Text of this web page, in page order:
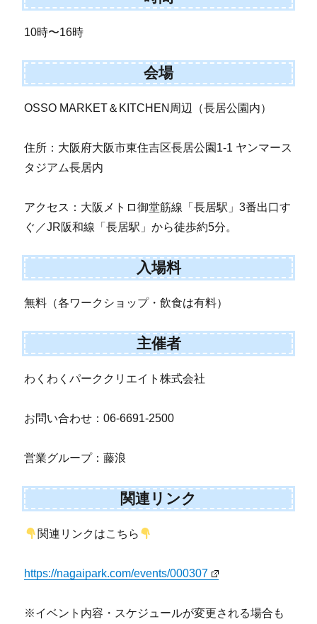
10時〜16時
会場
OSSO MARKET＆KITCHEN周辺（長居公園内）
住所：大阪府大阪市東住吉区長居公園1-1 ヤンマース
タジアム長居内
アクセス：大阪メトロ御堂筋線「長居駅」3番出口す
ぐ／JR阪和線「長居駅」から徒歩約5分。
入場料
無料（各ワークショップ・飲食は有料）
主催者
わくわくパーククリエイト株式会社
お問い合わせ：06-6691-2500
営業グループ：藤浪
関連リンク
関連リンクはこちら
https://nagaipark.com/events/000307
※イベント内容・スケジュールが変更される場合も